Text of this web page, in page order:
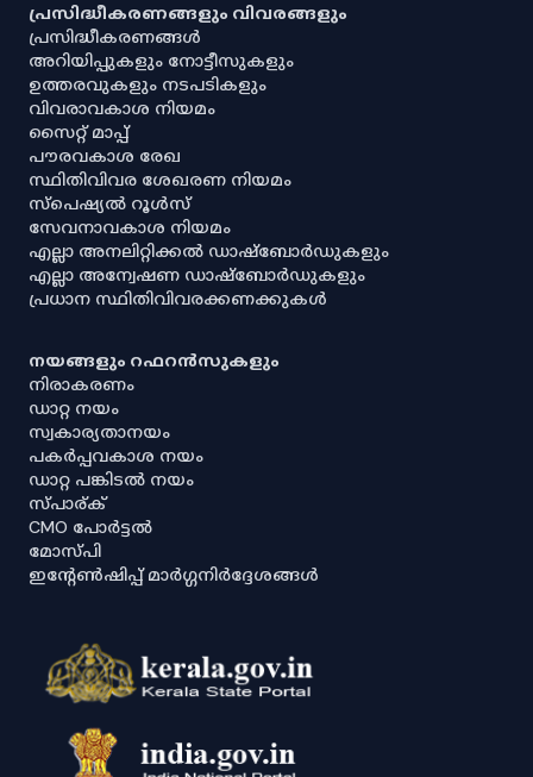
പ്രസിദ്ധീകരണങ്ങളും വിവരങ്ങളും
പ്രസിദ്ധീകരണങ്ങൾ
അറിയിപ്പുകളും നോട്ടീസുകളും
ഉത്തരവുകളും നടപടികളും
വിവരാവകാശ നിയമം
സൈറ്റ് മാപ്പ്
പൗരവകാശ രേഖ
സ്ഥിതിവിവര ശേഖരണ നിയമം
സ്‌പെഷ്യൽ റൂൾസ്
സേവനാവകാശ നിയമം
എല്ലാ അനലിറ്റിക്കൽ ഡാഷ്‌ബോർഡുകളും
എല്ലാ അന്വേഷണ ഡാഷ്‌ബോർഡുകളും
പ്രധാന സ്ഥിതിവിവരക്കണക്കുകൾ
നയങ്ങളും റഫറൻസുകളും
നിരാകരണം
ഡാറ്റ നയം
സ്വകാര്യതാനയം
പകർപ്പവകാശ നയം
ഡാറ്റ പങ്കിടൽ നയം
സ്പാര്ക്
CMO പോർട്ടൽ
മോസ്പി
ഇൻ്റേൺഷിപ്പ് മാർഗ്ഗനിർദ്ദേശങ്ങൾ